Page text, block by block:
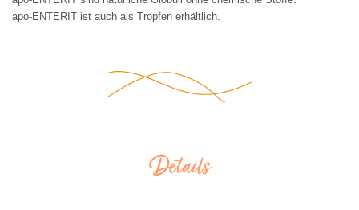
apo-ENTERIT ist auch als Tropfen erhältlich.
Details